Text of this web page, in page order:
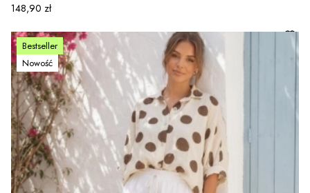
Cena
148,90 zł
Bestseller
Nowość